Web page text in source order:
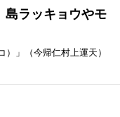
ラッキョウやモ
」（今帰仁村上運天）